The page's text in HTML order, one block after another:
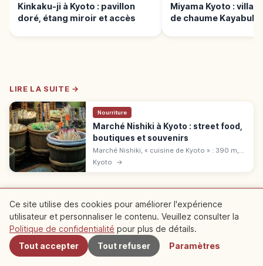
Kinkaku-ji à Kyoto : pavillon
doré, étang miroir et accès
Miyama Kyoto :
de chaume Kayabuki
LIRE LA SUITE →
Nourriture
Marché Nishiki à Kyoto : street food,
boutiques et souvenirs
Marché Nishiki, « cuisine de Kyoto » : 390 m,
126 boutiques depuis 1615. Tsukemono,
dashimaki, fu, yuba. Accès Kawaramachi ou
Kyoto →
※ Le contenu de l'article est basé sur des informations au moment de la
rédaction et peut différer de la situation actuelle. De plus, nous ne
garantissons pas l'exactitude et l'exhaustivité du contenu publié, merci de
votre compréhension.
Sponsorisé
Cet article peut contenir des publicités (liens affiliés) ;
nous pouvons percevoir une commission sur les réservations effectuées
À proximité
Ce site utilise des cookies pour améliorer l'expérience
utilisateur et personnaliser le contenu. Veuillez consulter la
Politique de confidentialité pour plus de détails.
Tout accepter
Tout refuser Paramètres